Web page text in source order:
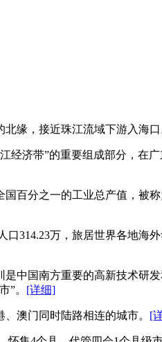
缘，接近珠江流域下游入海口
经济带”的重要组成部分，在
百分之一的工业总产值，被
314.23万，旅居世界各地海
中国南方重要的高新技术研
”。 [详细]
澳门同时陆路相连的城市。 [